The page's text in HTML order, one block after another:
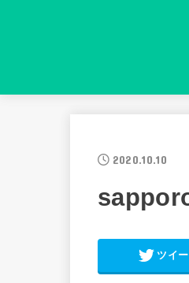
2020.10.10
ツイー